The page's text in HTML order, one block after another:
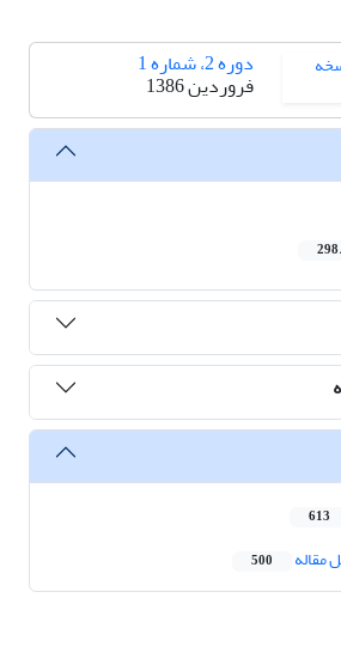
دوره 2، شماره 1
فروردین 1386
613
مقاله 500